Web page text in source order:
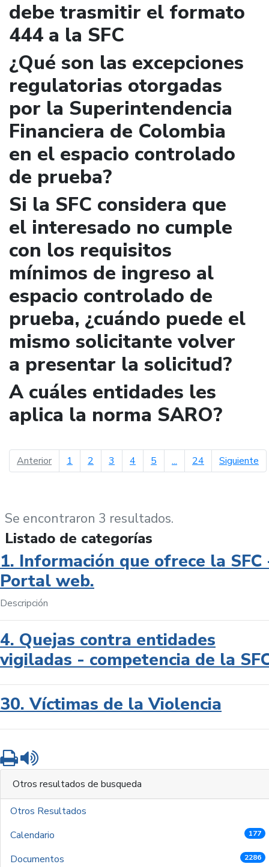
debe trasmitir el formato
444 a la SFC
¿Qué son las excepciones
regulatorias otorgadas
por la Superintendencia
Financiera de Colombia
en el espacio controlado
de prueba?
Si la SFC considera que
el interesado no cumple
con los requisitos
mínimos de ingreso al
espacio controlado de
prueba, ¿cuándo puede el
mismo solicitante volver
a presentar la solicitud?
A cuáles entidades les
aplica la norma SARO?
Anteriorpágina anterior
1 2 3 4 5 ... 24 Siguiente
Se encontraron 3 resultados.
Listado de categorías
1. Información que ofrece la SFC
Portal web.
Descripción
4. Quejas contra entidades
vigiladas - competencia de la
30. Víctimas de la Violencia
Imprimir
Otros resultados de busqueda
Otros Resultados
Calendario
177
Documentos 2286